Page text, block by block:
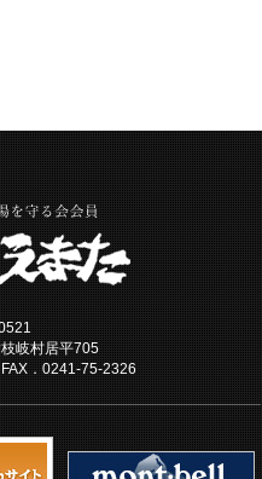
岐村居平705
．0241-75-2326